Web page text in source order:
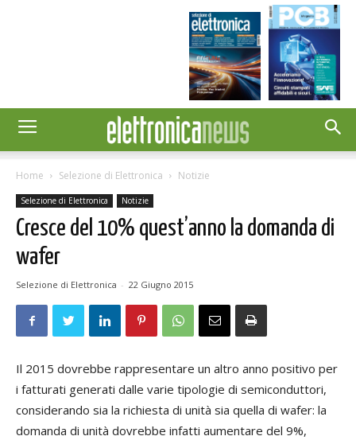
Home Selezione di Elettronica Notizie
Selezione di Elettronica Notizie
Cresce del 10% quest’anno la domanda di
wafer
Selezione di Elettronica - 22 Giugno 2015
Il 2015 dovrebbe rappresentare un altro anno positivo per
i fatturati generati dalle varie tipologie di semiconduttori,
considerando sia la richiesta di unità sia quella di wafer: la
domanda di unità dovrebbe infatti aumentare del 9%,